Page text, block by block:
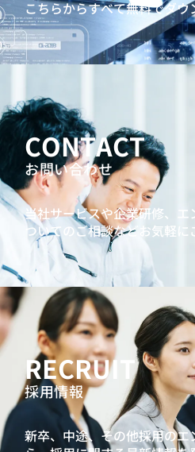
こちらからすべて無料でダ
CONTACT
お問い合わせ
当社サービスや企業研修、
ついてのご相談などお気軽に
RECRUIT
採用情報
新卒、中途、その他採用の